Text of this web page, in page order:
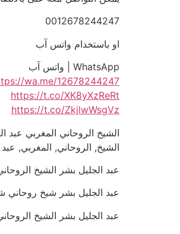
0012678244247
او باستخدام واتس آب
WhatsApp | واتس آب
wa.me/12678244247
https://t.co/XK8yXzReRt
https://t.co/ZkjlwWsgVz
الشيخ الروحاني المغربي عبد
الشيخ, الروحاني, المغربي,
عبد الجليل بشر الشيخ الروحاني
عبد الجليل بشر شيخ روحاني شاطر
عبد الجليل بشر الشيخ الروحاني